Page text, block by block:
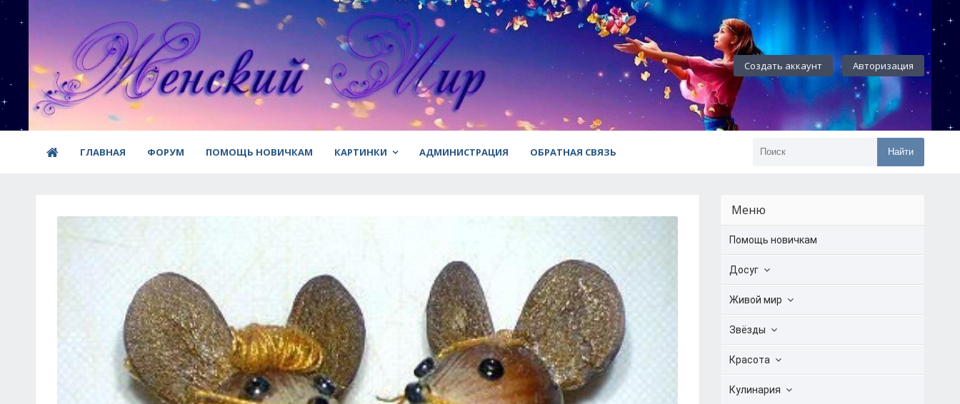
Создать аккаунт Авторизация
ГЛАВНАЯ ФОРУМ ПОМОЩЬ НОВИЧКАМ КАРТИНКИ АДМИНИСТРАЦИЯ ОБРАТНАЯ СВЯЗЬ Найти
Меню
Помощь новичкам
Досуг
Живой мир
Звёзды
Красота
Кулинария